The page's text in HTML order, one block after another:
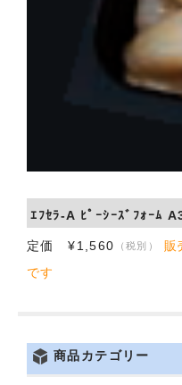
ｴﾌｾﾗ-A ﾋﾟｰｼｰｽﾞﾌｫｰﾑ
定価 ¥1,560 （税別）
販
です
商品カテゴリー